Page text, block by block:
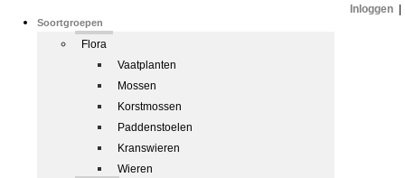
Soortgroepen
Flora
Vaatplanten
Mossen
Korstmossen
Paddenstoelen
Kranswieren
Wieren
Inloggen